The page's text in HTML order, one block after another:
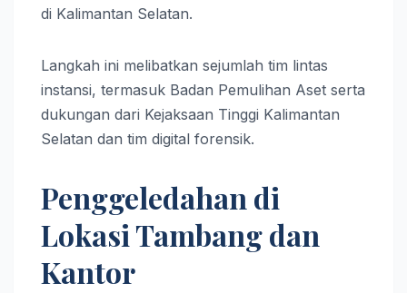
di Kalimantan Selatan.
Langkah ini melibatkan sejumlah tim lintas
instansi, termasuk Badan Pemulihan Aset serta
dukungan dari Kejaksaan Tinggi Kalimantan
Selatan dan tim digital forensik.
Penggeledahan di
Lokasi Tambang dan
Kantor